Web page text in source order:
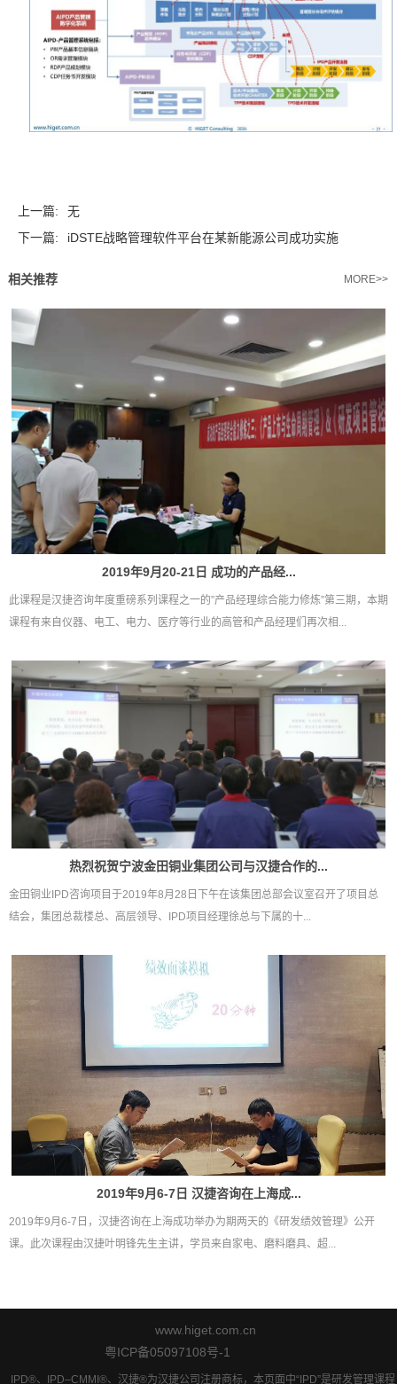
上一篇:
无
下一篇:
iDSTE战略管理软件平台在某新能源公司成功实施
相关推荐 MORE>>
2019年9月20-21日 成功的产品经...
此课程是汉捷咨询年度重磅系列课程之一的”产品经理综合能力修炼”第三期，本期
课程有来自仪器、电工、电力、医疗等行业的高管和产品经理们再次相...
热烈祝贺宁波金田铜业集团公司与汉捷合作的...
金田铜业IPD咨询项目于2019年8月28日下午在该集团总部会议室召开了项目总
结会，集团总裁楼总、高层领导、IPD项目经理徐总与下属的十...
2019年9月6-7日 汉捷咨询在上海成...
2019年9月6-7日，汉捷咨询在上海成功举办为期两天的《研发绩效管理》公开
课。此次课程由汉捷叶明锋先生主讲，学员来自家电、磨料磨具、超...
www.higet.com.cn
粤ICP备05097108号-1
IPD®、IPD–CMMI®、汉捷®为汉捷公司注册商标，本页面中“IPD”是研发管理课程